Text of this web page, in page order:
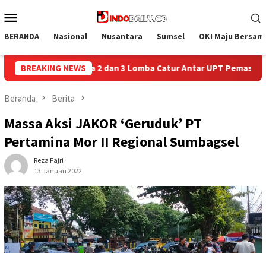
ke
Mobile
BERANDA Nasional Nusantara Sumsel OKI Maju
BREAKING NEWS
UPT Pemasyarakatan se-Palembang Raya
Beranda Berita
Massa Aksi JAKOR ‘Geruduk’ PT
Pertamina Mor II Regional Sumbagsel
Reza Fajri
13 Januari 2022